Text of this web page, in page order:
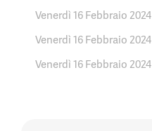
Venerdì 16 Febbraio 2024
Venerdì 16 Febbraio 2024
Venerdì 16 Febbraio 2024